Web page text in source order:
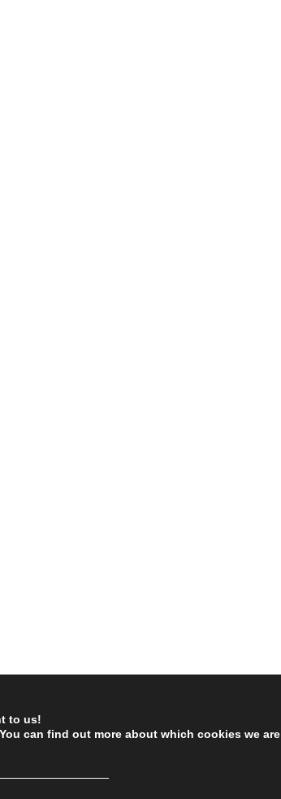
to us!
can find out more about which cookies we are